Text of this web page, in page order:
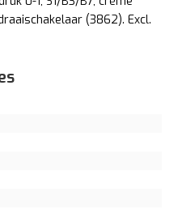
(3862). Excl.